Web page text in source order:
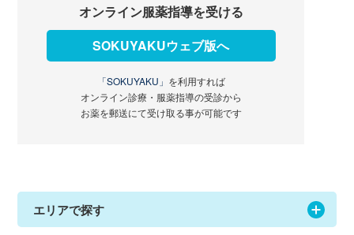
オンライン服薬指導を受ける
SOKUYAKUウェブ版へ
「SOKUYAKU」 を利用すれば
オンライン診療・服薬指導の受診から
お薬を郵送にて受け取る事が可能です
エリアで探す